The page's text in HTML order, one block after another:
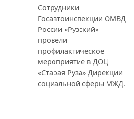
Сотрудники
Госавтоинспекции ОМВД
России «Рузский»
провели
профилактическое
мероприятие в ДОЦ
«Старая Руза» Дирекции
социальной сферы МЖД.